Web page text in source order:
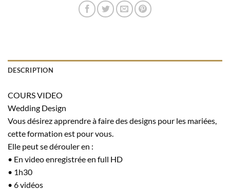
DESCRIPTION
COURS VIDEO
Wedding Design
Vous désirez apprendre à faire des designs pour les mariées,
cette formation est pour vous.
Elle peut se dérouler en :
• En video enregistrée en full HD
• 1h30
• 6 vidéos